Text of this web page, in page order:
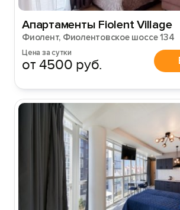
Апартаменты Fiolent Village
Фиолент, Фиолентовское шоссе 134
Цена за сутки
от 4500 руб.
Вход на сайт
Войти или
Войти